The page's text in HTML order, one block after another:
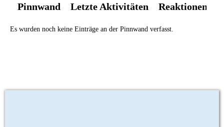
Pinnwand Letzte Aktivitäten Reaktionen
Es wurden noch keine Einträge an der Pinnwand verfasst.